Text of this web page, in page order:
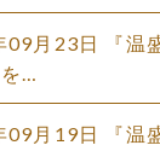
09月23日 『温
…
09月19日 『温